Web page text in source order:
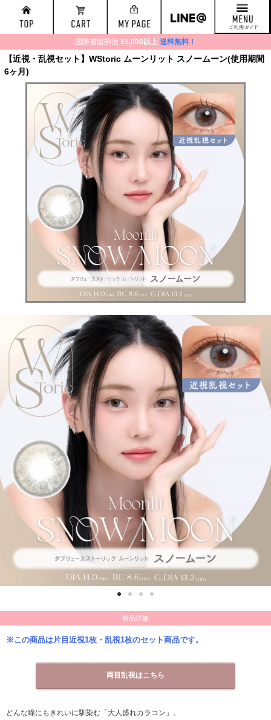
国際書留郵便 ¥5,000以上 送料無料！
【近視・乱視セット】WStoric ムーンリット スノームーン(使用期間
6ヶ月)
商品詳細
※この商品は片目近視1枚・乱視1枚のセット商品です。
両目乱視はこちら
どんな瞳にもきれいに馴染む「大人盛れカラコン」。